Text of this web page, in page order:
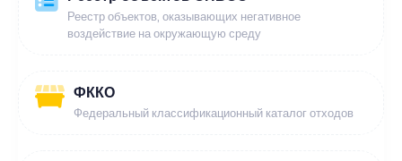
Реестр объектов, оказывающих негативное
воздействие на окружающую среду
ФККО
Федеральный классификационный каталог отходов